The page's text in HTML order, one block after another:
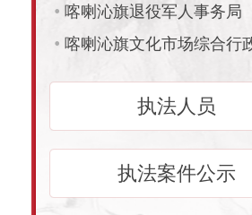
• 喀喇沁旗退役军人事务局
• 喀喇沁旗文化市场综合行
喀喇沁旗卫生健康综合行
•喀喇沁旗城市管理综合行
• 美林镇人民政府
执法人员
执法案件公示